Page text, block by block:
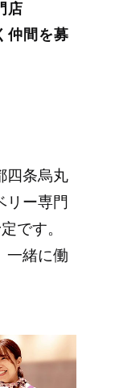
店
仲間を募
四条烏丸
リー専門
です。
一緒に働